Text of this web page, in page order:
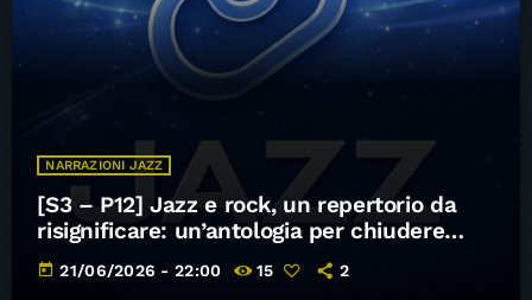
NARRAZIONI JAZZ
[S3 – P12] Jazz e rock, un repertorio da
risignificare: un’antologia per chiudere
(provvisoriamente) – Narrazioni Jazz
today 21/06/2026 - 22:00 15 2